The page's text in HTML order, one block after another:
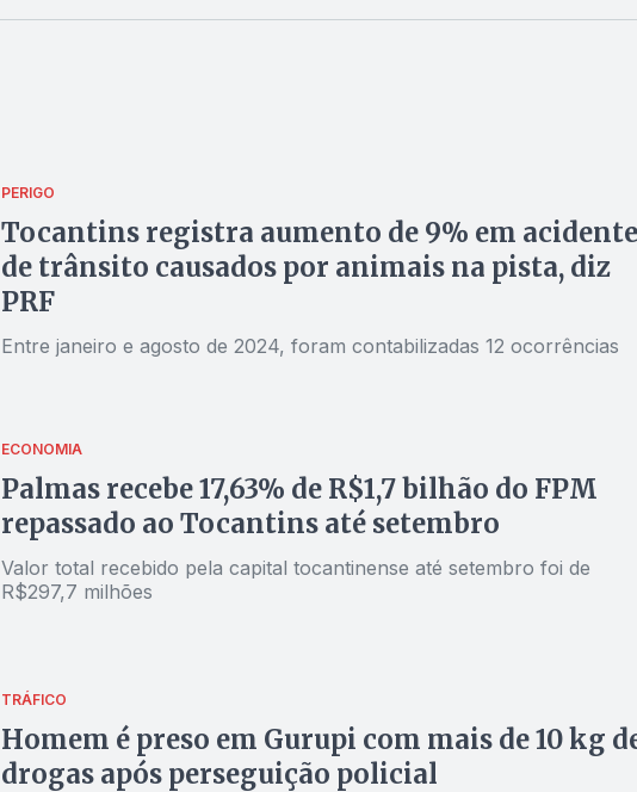
PERIGO
Tocantins registra aumento de 9% em
de trânsito causados por animais na pista, diz
PRF
Entre janeiro e agosto de 2024, foram contabilizadas 12 ocorrências
ECONOMIA
Palmas recebe 17,63% de R$1,7 bilhão do FPM
repassado ao Tocantins até setembro
Valor total recebido pela capital tocantinense até setembro foi de
R$297,7 milhões
TRÁFICO
Homem é preso em Gurupi com mais de 10 kg
drogas após perseguição policial